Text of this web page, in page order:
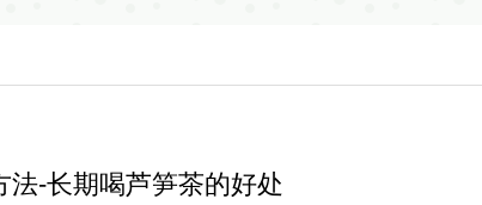
-长期喝芦笋茶的好处